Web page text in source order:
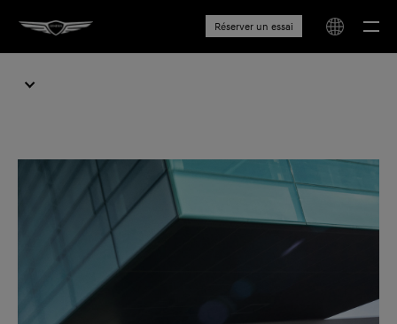
Réserver un essai